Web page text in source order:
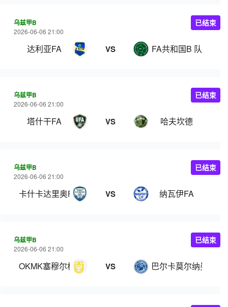
乌兹甲B
2026-06-06 21:00
达利亚FA VS FA共和国B 队
已结束
乌兹甲B
2026-06-06 21:00
塔什干FA VS 哈夫坎德
已结束
乌兹甲B
2026-06-06 21:00
卡什卡达里奥FA VS 纳瓦伊FA
已结束
乌兹甲B
2026-06-06 21:00
OKMK塞穆尔格安格连 VS 巴尔卡莫尔纳曼干
已结束